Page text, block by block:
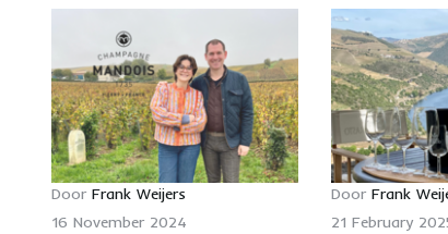
Door Frank Weijers
16 November 2024
Door Frank
21 February